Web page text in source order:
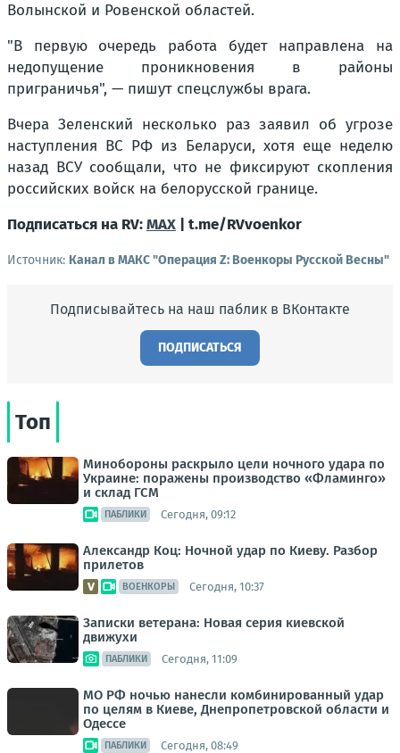
Волынской и Ровенской областей.
"В первую очередь работа будет направлена на
недопущение проникновения в районы
приграничья", — пишут спецслужбы врага.
Вчера Зеленский несколько раз заявил об угрозе
наступления ВС РФ из Беларуси, хотя еще неделю
назад ВСУ сообщали, что не фиксируют скопления
российских войск на белорусской границе.
Подписаться на RV:MAX | t.me/RVvoenkor
Источник: Канал в МАКС "Операция Z: Военкоры Русской Весны"
Подписывайтесь на наш паблик в ВКонтакте
ПОДПИСАТЬСЯ
Топ
Минобороны раскрыло цели ночного удара по
Украине: поражены производство «Фламинго»
и склад ГСМ
ПАБЛИКИ Сегодня, 09:12
Александр Коц: Ночной удар по Киеву. Разбор
прилетов
ВОЕНКОРЫ Сегодня, 10:37
Записки ветерана: Новая серия киевской
движухи
ПАБЛИКИ Сегодня, 11:09
МО РФ ночью нанесли комбинированный удар
по целям в Киеве, Днепропетровской области и
Одессе
ПАБЛИКИ Сегодня, 08:49